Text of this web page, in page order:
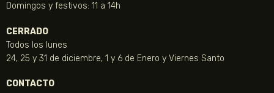
Domingos y festivos: 11 a 14h
CERRADO
Todos los lunes
24, 25 y 31 de diciembre, 1 y 6 de Enero y Viernes Santo
CONTACTO